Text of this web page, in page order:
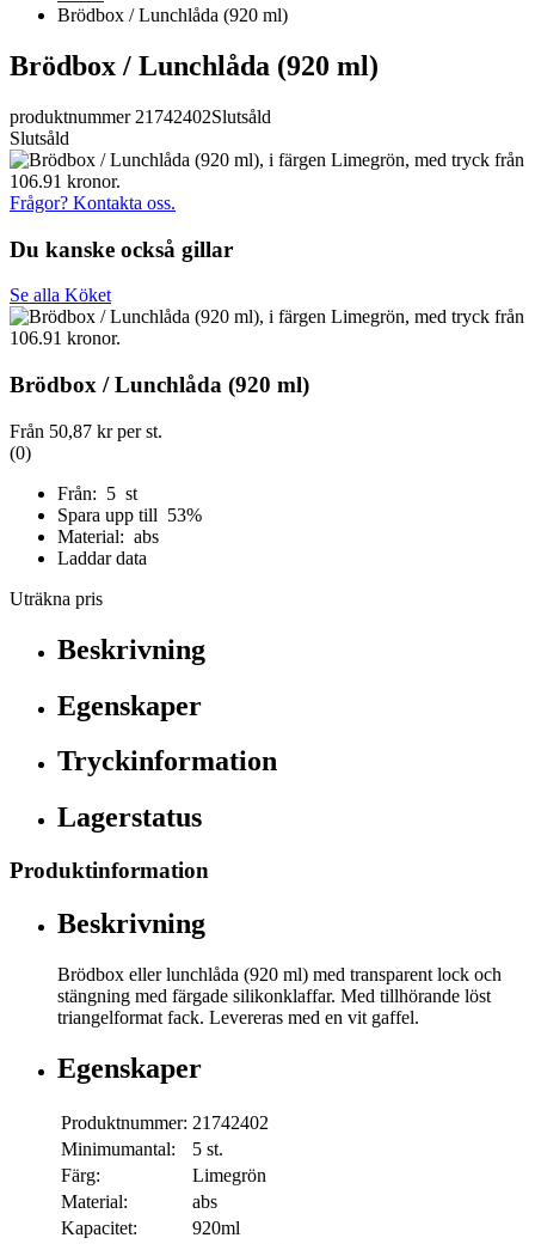
Brödbox / Lunchlåda (920 ml)
Brödbox / Lunchlåda (920 ml)
produktnummer 21742402Slutsåld
Slutsåld
Frågor? Kontakta oss.
Du kanske också gillar
Se alla Köket
Brödbox / Lunchlåda (920 ml)
Från 50,87 krper st.
(0)
Från: 5 st
Spara upp till 53%
Material: abs
Laddar data
Uträkna pris
Beskrivning
Egenskaper
Tryckinformation
Lagerstatus
Produktinformation
Beskrivning
Brödbox eller lunchlåda (920 ml) med transparent lock och
stängning med färgade silikonklaffar. Med tillhörande löst
triangelformat fack. Levereras med en vit gaffel.
Egenskaper
Produktnummer: 21742402
Minimumantal:
5 st.
Färg:
Limegrön
Material:
abs
Kapacitet:
920ml